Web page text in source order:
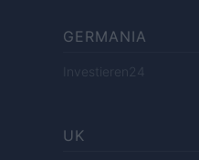
GERMANIA
Investieren24
UK